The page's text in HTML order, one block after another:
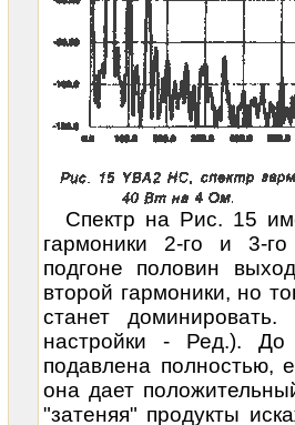
Спектр на Рис. 15
гармоники 2-го и 3-
подгоне половин
второй гармоники, но
станет
настройки - Ред.).
подавлена полностью,
она дает
"затеняя" продукты